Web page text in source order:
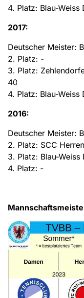
4. Platz: Blau-Weiss
2017:
Deutscher Meister:
2. Platz: -
3. Platz:
40
4. Platz: Blau-Weiss
2016:
Deutscher Meister:
2. Platz: SCC
3. Platz: Blau-
4. Platz: -